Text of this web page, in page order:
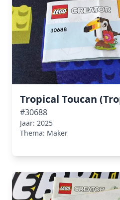
Tropical Toucan
#30688
Jaar: 2025
Thema: Maker